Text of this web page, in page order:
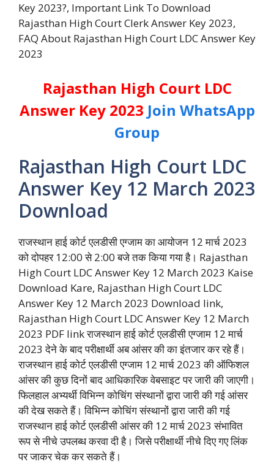
Key 2023?, Important Link To Download
Rajasthan High Court Clerk Answer Key 2023,
FAQ About Rajasthan High Court LDC Answer Key
2023
Rajasthan High Court LDC
Answer Key 2023 Join WhatsApp
Group
Rajasthan High Court LDC
Answer Key 12 March 2023
Download
राजस्थान हाई कोर्ट एलडीसी एग्जाम का आयोजन 12 मार्च 2023
को दोपहर 12:00 से 2:00 बजे तक किया गया है। Rajasthan
High Court LDC Answer Key 12 March 2023 Kaise
Download Kare, Rajasthan High Court LDC
Answer Key 12 March 2023 Download link,
Rajasthan High Court LDC Answer Key 12 March
2023 PDF link राजस्थान हाई कोर्ट एलडीसी एग्जाम 12 मार्च
2023 देने के बाद परीक्षार्थी अब आंसर की का इंतजार कर रहे हैं।
राजस्थान हाई कोर्ट एलडीसी एग्जाम 12 मार्च 2023 की ऑफिशल
आंसर की कुछ दिनों बाद आधिकारिक वेबसाइट पर जारी की जाएगी।
फिलहाल अभ्यर्थी विभिन्न कोचिंग संस्थानों द्वारा जारी की गई आंसर
की देख सकते हैं। विभिन्न कोचिंग संस्थानों द्वारा जारी की गई
राजस्थान हाई कोर्ट एलडीसी आंसर की 12 मार्च 2023 संभावित
रूप से नीचे उपलब्ध करवा दी है। जिसे परीक्षार्थी नीचे दिए गए लिंक
पर जाकर चेक कर सकते हैं।